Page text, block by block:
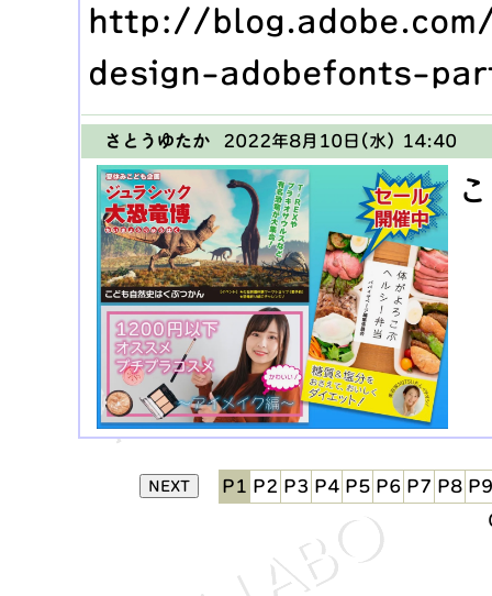
http://
design-adobefonts-
さとうゆたか 2022年8月10日(水) 14:40
P1 P2 P3 P4 P5 P6 P7 P8 P9